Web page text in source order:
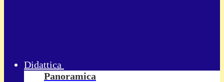
Didattica
Panoramica